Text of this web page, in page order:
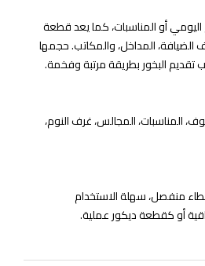
أو المناسبات، كما يعد قطعة
المداخل، والمكاتب. حجمها
البخور بطريقة مرتبة وفخمة.
المناسبات، المجالس، غرف النوم،
منفصل، سهلة الاستخدام
أو كقطعة ديكور عملية.